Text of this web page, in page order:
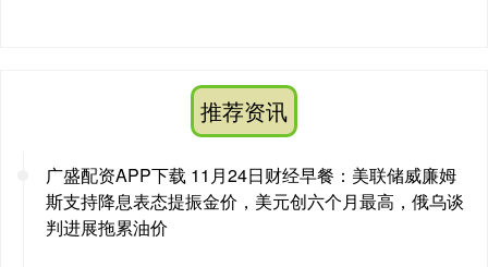
推荐资讯
广盛配资APP下载 11月24日财经早餐：美联储威廉姆
斯支持降息表态提振金价，美元创六个月最高，俄乌谈
判进展拖累油价